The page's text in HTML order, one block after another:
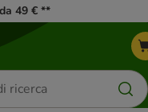
49 € **